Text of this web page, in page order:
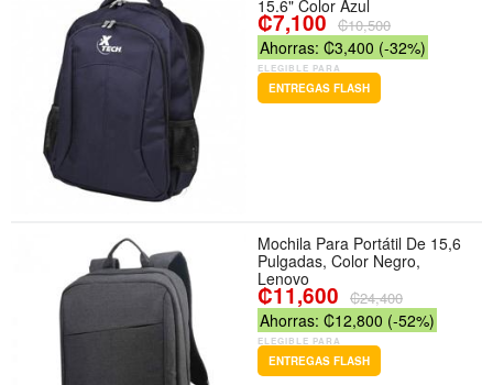
15.6" Color Azul
₡7,100 ₡10,500
Ahorras: ₡3,400 (-32%)
ELEGIBLE PARA
ENTREGAS FLASH
Mochila Para Portátil De 15,6
Pulgadas, Color Negro,
Lenovo
₡11,600 ₡24,400
Ahorras: ₡12,800 (-52%)
ELEGIBLE PARA
ENTREGAS FLASH